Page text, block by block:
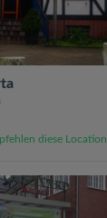
diese Location